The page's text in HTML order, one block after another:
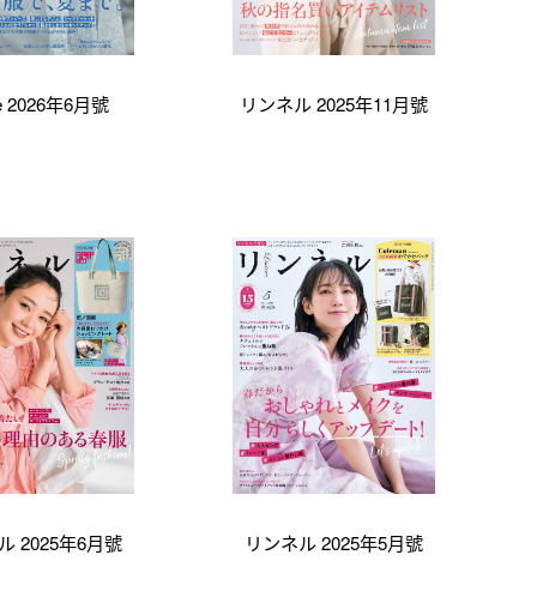
2026年6月號 リンネル 2025年11月號
2025年6月號 リンネル 2025年5月號